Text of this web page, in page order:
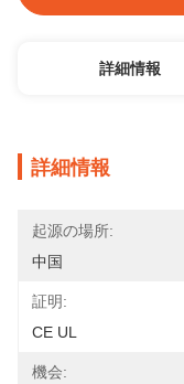
詳細情報
詳細情報
起源の場所:
中国
証明:
CE UL
機会: